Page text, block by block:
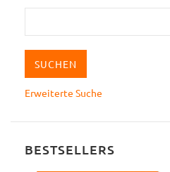
Erweiterte Suche
BESTSELLERS